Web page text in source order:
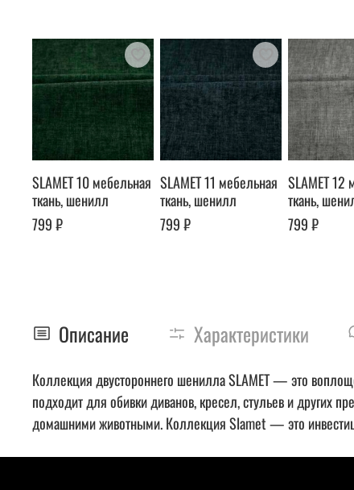
SLAMET 10 мебельная
ткань, шенилл
799 ₽
SLAMET 11 мебельная
ткань, шенилл
799 ₽
SLAMET 12
ткань,
799 ₽
Описание Характеристики
Коллекция двустороннего шенилла SLAMET — это
подходит для обивки диванов, кресел, стульев и других
домашними животными. Коллекция Slamet — это